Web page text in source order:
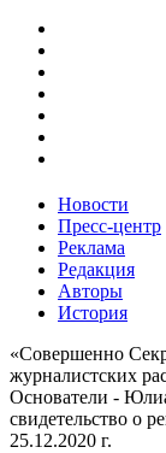
Новости
Пресс-центр
Реклама
Редакция
Авторы
История
«Совершенно
журналистских
Основатели -
свидетельство о
25.12.2020 г.